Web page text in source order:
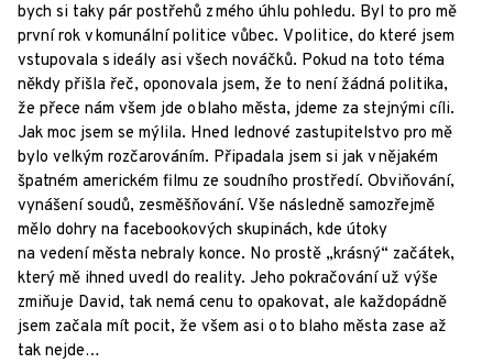
bych si taky pár postřehů z mého úhlu pohledu. Byl to pro mě
první rok v komunální politice vůbec. V politice, do které jsem
vstupovala s ideály asi všech nováčků. Pokud na toto téma
někdy přišla řeč, oponovala jsem, že to není žádná politika,
že přece nám všem jde o blaho města, jdeme za stejnými cíli.
Jak moc jsem se mýlila. Hned lednové zastupitelstvo pro mě
bylo velkým rozčarováním. Připadala jsem si jak v nějakém
špatném americkém filmu ze soudního prostředí. Obviňování,
vynášení soudů, zesměšňování. Vše následně samozřejmě
mělo dohry na facebookových skupinách, kde útoky
na vedení města nebraly konce. No prostě „krásný“ začátek,
který mě ihned uvedl do reality. Jeho pokračování už výše
zmiňuje David, tak nemá cenu to opakovat, ale každopádně
jsem začala mít pocit, že všem asi o to blaho města zase až
tak nejde…